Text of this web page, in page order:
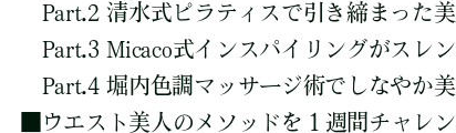
Part.2 清水式ピラティスで引き締まった美
Part.3 Micaco式インスパイリングがスレン
Part.4 堀内色調マッサージ術でしなやか美
ウエスト美人のメソッドを１週間チャレ